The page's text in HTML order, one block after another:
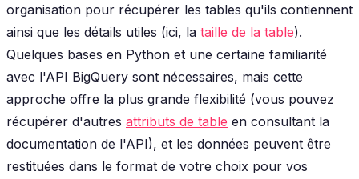
organisation pour récupérer les tables qu'ils contiennent
ainsi que les détails utiles (ici, la taille de la table).
Quelques bases en Python et une certaine familiarité
avec l'API BigQuery sont nécessaires, mais cette
approche offre la plus grande flexibilité (vous pouvez
récupérer d'autres attributs de table en consultant la
documentation de l'API), et les données peuvent être
restituées dans le format de votre choix pour vos